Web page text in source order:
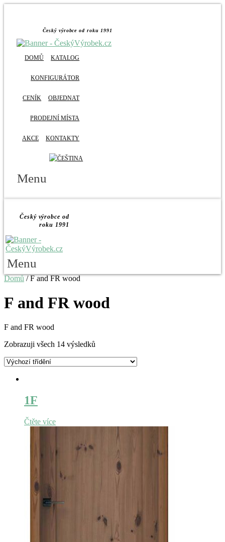
Český výrobce od roku 1991
DOMŮ KATALOG
KONFIGURÁTOR
CENÍK OBJEDNAT
PRODEJNÍ MÍSTA
AKCE KONTAKTY
Menu
Český výrobce od
roku 1991
Menu
Domů/ F and FR wood
F and FR wood
F and FR wood
Zobrazuji všech 14 výsledků
1F
Čtěte více